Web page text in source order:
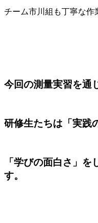
チーム市川組も丁寧な作
今回の測量実習を通
研修生たちは「実践
「学びの面白さ」
す。